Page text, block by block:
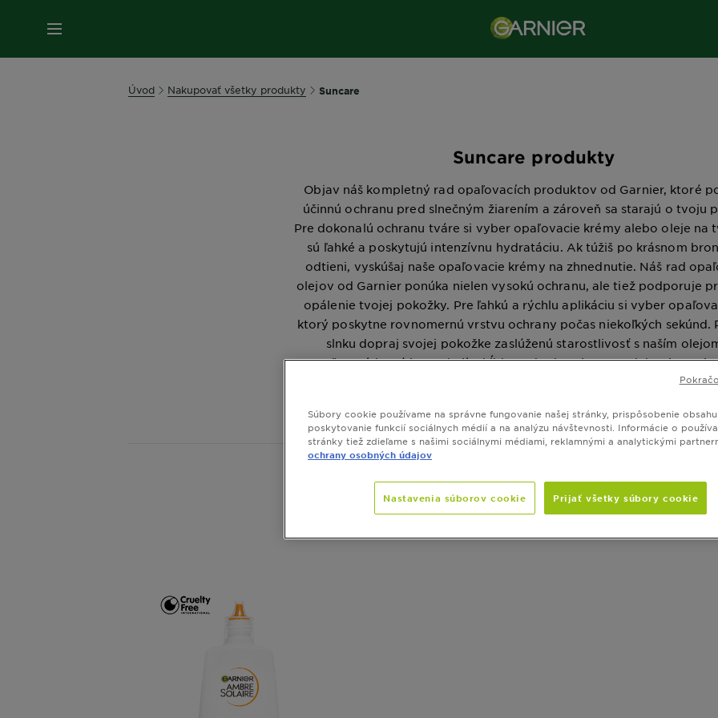
Úvod Nakupovať všetky produkty Suncare
Suncare produkty
Objav náš kompletný rad opaľovacích produktov od Garnier, ktoré
účinnú ochranu pred slnečným žiarením a zároveň sa starajú o tvoju
Pre dokonalú ochranu tváre si vyber opaľovacie krémy alebo oleje na
sú ľahké a poskytujú intenzívnu hydratáciu. Ak túžiš po krásnom
odtieni, vyskúšaj naše opaľovacie krémy na zhnednutie. Náš rad
olejov od Garnier ponúka nielen vysokú ochranu, ale tiež podporuje
opálenie tvojej pokožky. Pre ľahkú a rýchlu aplikáciu si vyber
ktorý poskytne rovnomernú vrstvu ochrany počas niekoľkých sekúnd.
slnku dopraj svojej pokožke zaslúženú starostlivosť s naším
opaľovaní, ktorý ju upokojí a hĺbkovo hydratuje. S produktmi
pripravená užiť si slnečné dni bez starostí o zdravie a krásu svojej
Súbory cookie používame na správne fungovanie našej stránky, prispôsobenie obsahu
poskytovanie funkcií sociálnych médií a na analýzu návštevnosti. Informácie o
stránky tiež zdieľame s našimi sociálnymi médiami, reklamnými a analytickými
ochrany osobných údajov
Nastavenia súborov cookie Prijať všetky súbory cookie